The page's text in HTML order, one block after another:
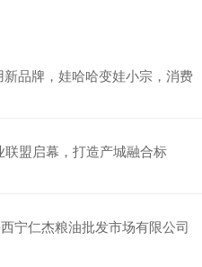
品牌，娃哈哈变娃小宗，消费
联盟启幕，打造产城融合标
宁仁杰粮油批发市场有限公司